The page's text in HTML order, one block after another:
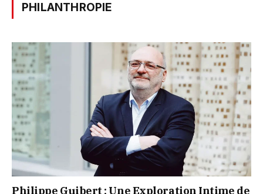
PHILANTHROPIE
Philippe Guibert : Une Exploration Intime de